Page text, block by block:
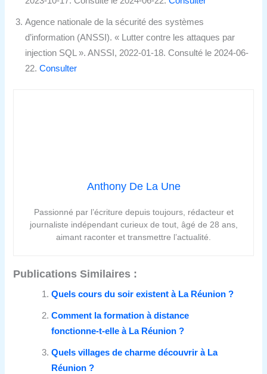
Agence nationale de la sécurité des systèmes
d’information (ANSSI). « Lutter contre les attaques par
injection SQL ». ANSSI, 2022-01-18. Consulté le 2024-06-
22.Consulter
Anthony De La Une
Passionné par l’écriture depuis toujours, rédacteur et
journaliste indépendant curieux de tout, âgé de 28 ans,
aimant raconter et transmettre l’actualité.
Publications Similaires :
Quels cours du soir existent à La Réunion ?
Comment la formation à distance
fonctionne‑t‑elle à La Réunion ?
Quels villages de charme découvrir à La
Réunion ?